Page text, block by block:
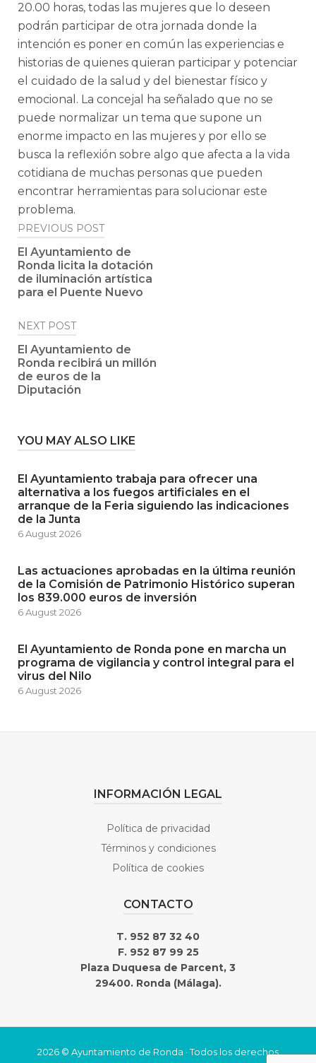
20.00 horas, todas las mujeres que lo deseen
podrán participar de otra jornada donde la
intención es poner en común las experiencias e
historias de quienes quieran participar y potenciar
el cuidado de la salud y del bienestar físico y
emocional. La concejal ha señalado que no se
puede normalizar un tema que supone un
enorme impacto en las mujeres y por ello se
busca la reflexión sobre algo que afecta a la vida
cotidiana de muchas personas que pueden
encontrar herramientas para solucionar este
problema.
Post
navigation
PREVIOUS POST
El Ayuntamiento de
Ronda licita la dotación
de iluminación artística
para el Puente Nuevo
NEXT POST
El Ayuntamiento de
Ronda recibirá un millón
de euros de la
Diputación
YOU MAY ALSO LIKE
El Ayuntamiento trabaja para ofrecer una
alternativa a los fuegos artificiales en el
arranque de la Feria siguiendo las indicaciones
de la Junta
6 August 2026
Las actuaciones aprobadas en la última reunión
de la Comisión de Patrimonio Histórico superan
los 839.000 euros de inversión
6 August 2026
El Ayuntamiento de Ronda pone en marcha un
programa de vigilancia y control integral para el
virus del Nilo
6 August 2026
INFORMACIÓN LEGAL
Política de privacidad
Términos y condiciones
Política de cookies
CONTACTO
T. 952 87 32 40
F. 952 87 99 25
Plaza Duquesa de Parcent, 3
29400. Ronda (Málaga).
2026 © Ayuntamiento de Ronda · Todos los derechos